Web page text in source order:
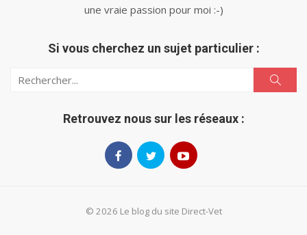
une vraie passion pour moi :-)
Si vous cherchez un sujet particulier :
Search
Retrouvez nous sur les réseaux :
© 2026 Le blog du site Direct-Vet